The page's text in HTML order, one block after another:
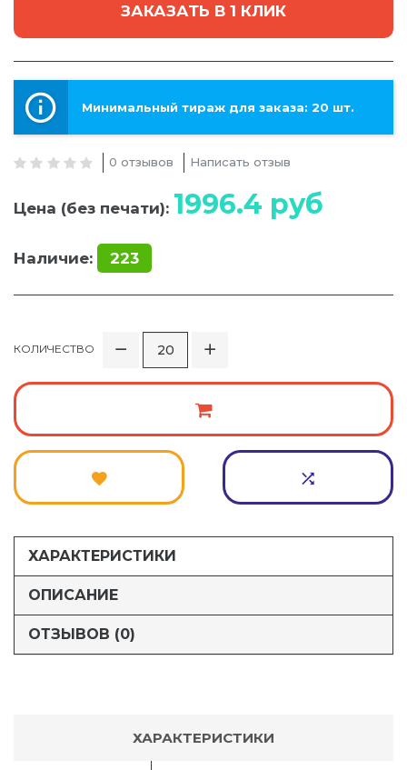
ЗАКАЗАТЬ В 1 КЛИК
Минимальный тираж для заказа: 20 шт.
0 отзывов Написать отзыв
Цена (без печати): 1996.4 руб
Наличие: 223
КОЛИЧЕСТВО
ХАРАКТЕРИСТИКИ
ОПИСАНИЕ
ОТЗЫВОВ (0)
ХАРАКТЕРИСТИКИ